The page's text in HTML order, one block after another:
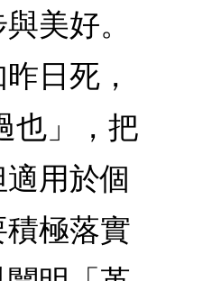
美好。
日死，
也」，把
用於個
極落實